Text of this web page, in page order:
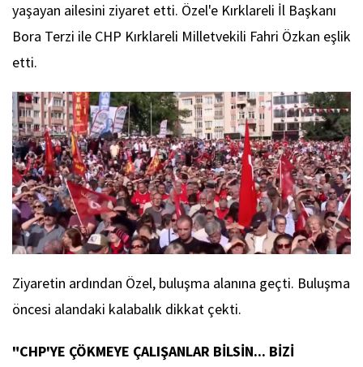
yaşayan ailesini ziyaret etti. Özel'e Kırklareli İl Başkanı
Bora Terzi ile CHP Kırklareli Milletvekili Fahri Özkan eşlik
etti.
Ziyaretin ardından Özel, buluşma alanına geçti. Buluşma
öncesi alandaki kalabalık dikkat çekti.
"CHP'YE ÇÖKMEYE ÇALIŞANLAR BİLSİN... BİZİ